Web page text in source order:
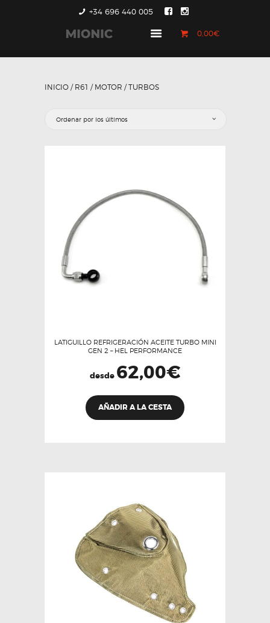
+34 696 440 005
0,00€
GENERACIÓN 1
COUNTRYMAN &
INICIO / R61 / MOTOR / TURBOS
LATIGUILLO REFRIGERACIÓN ACEITE TURBO MINI
GEN 2 – HEL PERFORMANCE
desde 62,00€
AÑADIR A LA CESTA
la
página
de
producto